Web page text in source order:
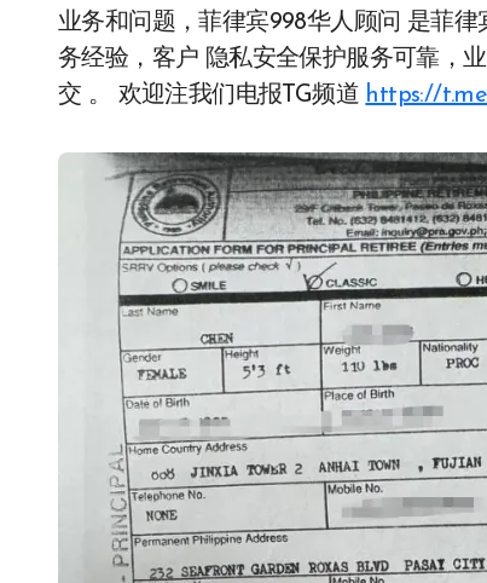
业务和问题，菲律宾998华人顾问 是菲
务经验，客户 隐私安全保护服务可靠，
交 。 欢迎注我们电报TG频道 https://